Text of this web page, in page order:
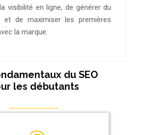
visibilité en ligne, de générer du
et de maximiser les premières
la marque.
du SEO
les débutants